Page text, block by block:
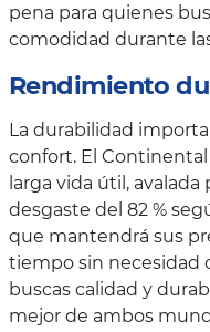
pena para quienes
comodidad durante
Rendimiento
La durabilidad
confort. El
larga vida útil,
desgaste del 82 %
que mantendrá sus
tiempo sin necesidad
buscas calidad y
mejor de ambos